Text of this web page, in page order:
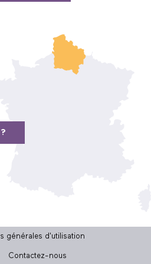
générales d'utilisation
Contactez-nous